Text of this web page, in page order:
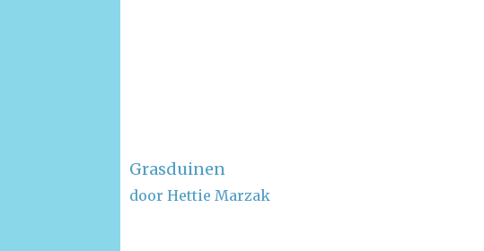
Grasduinen
door Hettie Marzak